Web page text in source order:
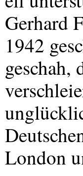
Gerhard
1942
London